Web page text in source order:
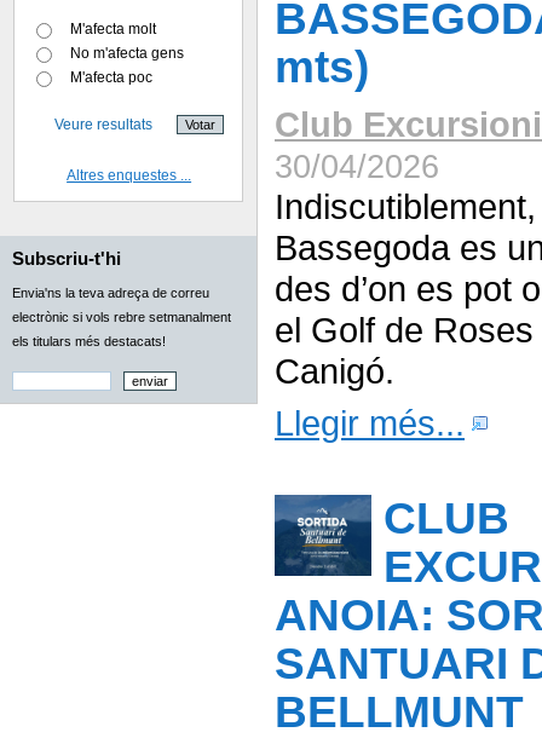
M'afecta molt
No m'afecta gens
M'afecta poc
Veure resultats
Altres enquestes ...
Subscriu-t'hi
Envia'ns la teva adreça de correu
electrònic si vols rebre setmanalment
els titulars més destacats!
mts)
Club
30/04/2026
Bassegoda es
des d’on es pot
el Golf de
Canigó.
Llegir més...
CLUB
ANOIA:
SANTUARI
BELLMUNT